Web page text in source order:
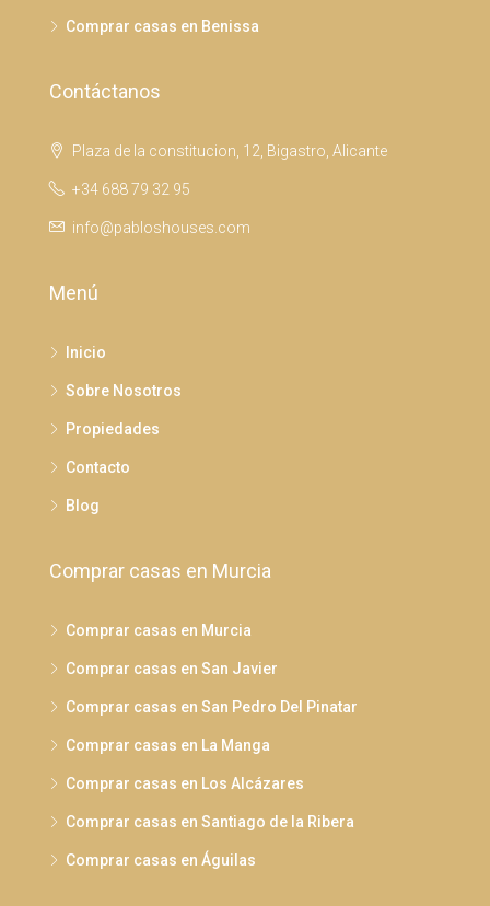
Comprar casas en Benissa
Contáctanos
Plaza de la constitucion, 12, Bigastro, Alicante
+34 688 79 32 95
info@pabloshouses.com
Menú
Inicio
Sobre Nosotros
Propiedades
Contacto
Blog
Comprar casas en Murcia
Comprar casas en Murcia
Comprar casas en San Javier
Comprar casas en San Pedro Del Pinatar
Comprar casas en La Manga
Comprar casas en Los Alcázares
Comprar casas en Santiago de la Ribera
Comprar casas en Águilas